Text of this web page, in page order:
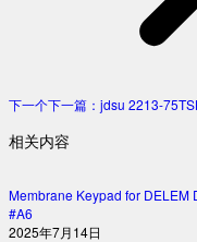
下一个下一篇： jdsu 2213-
相关内容
Membrane Keypad for DELEM
#A6
2025年7月14日